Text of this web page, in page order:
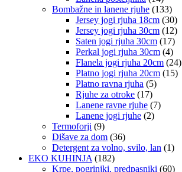
Bombažne in lanene rjuhe (133)
Jersey jogi rjuha 18cm (30)
Jersey jogi rjuha 30cm (12)
Saten jogi rjuha 30cm (17)
Perkal jogi rjuha 30cm (4)
Flanela jogi rjuha 20cm (24)
Platno jogi rjuha 20cm (15)
Platno ravna rjuha (5)
Rjuhe za otroke (17)
Lanene ravne rjuhe (7)
Lanene jogi rjuhe (2)
Termoforji (9)
Dišave za dom (36)
Detergent za volno, svilo, lan (1)
EKO KUHINJA (182)
Krpe, pogrinjki, predpasniki (60)